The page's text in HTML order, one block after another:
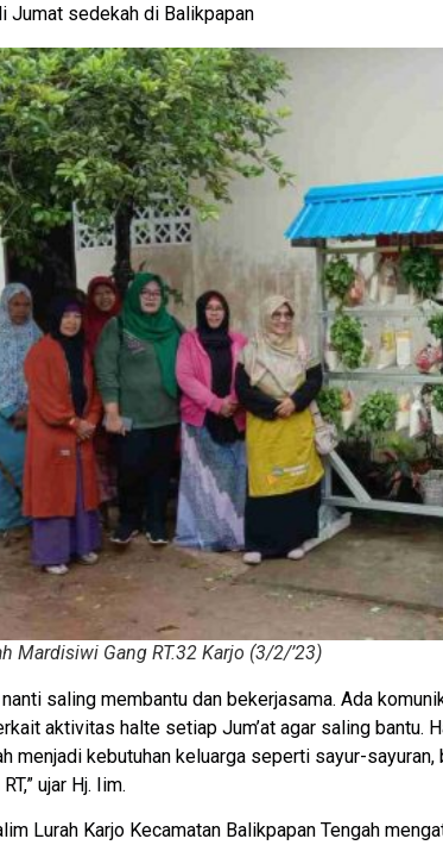
Jumat sedekah di Balikpapan
Mardisiwi Gang RT.32 Karjo (3/2/’23)
nanti saling membantu dan bekerjasama. Ada
aktivitas halte setiap Jum’at agar saling bantu.
menjadi kebutuhan keluarga seperti sayur-sayuran,
ujar Hj. Iim.
Lurah Karjo Kecamatan Balikpapan Tengah